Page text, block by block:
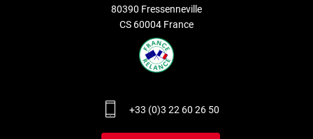
80390 Fressenneville
CS 60004 France
+33 (0)3 22 60 26 50